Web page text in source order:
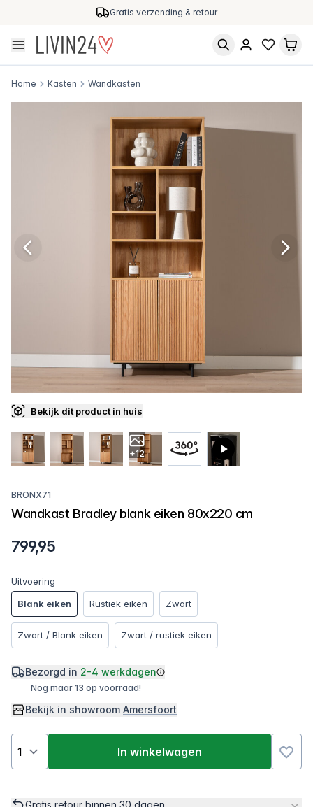
Gratis verzending & retour
Home Kasten Wandkasten
Bekijk dit product in huis
+12
BRONX71
Wandkast Bradley blank eiken 80x220 cm
799,95
Uitvoering
Blank eiken
Rustiek eiken Zwart
Zwart / Blank eiken Zwart / rustiek eiken
Bezorgd in 2-4 werkdagen
Nog maar 13 op voorraad!
Bekijk in showroom Amersfoort
In winkelwagen
Gratis retour binnen 30 dagen